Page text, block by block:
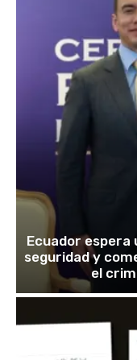
Ecuador espera
seguridad y
el